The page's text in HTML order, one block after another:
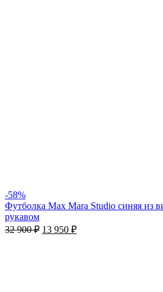
-58%
Футболка Max Mara Studio синяя из
рукавом
32 900₽ 13 950 ₽